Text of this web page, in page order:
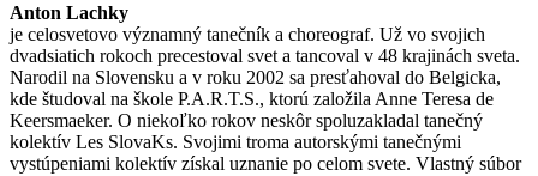
Anton Lachky
je celosvetovo významný tanečník a choreograf. Už vo svojich
dvadsiatich rokoch precestoval svet a tancoval v 48 krajinách sveta.
Narodil na Slovensku a v roku 2002 sa presťahoval do Belgicka,
kde študoval na škole P.A.R.T.S., ktorú založila Anne Teresa de
Keersmaeker. O niekoľko rokov neskôr spoluzakladal tanečný
kolektív Les SlovaKs. Svojimi troma autorskými tanečnými
vystúpeniami kolektív získal uznanie po celom svete. Vlastný súbor